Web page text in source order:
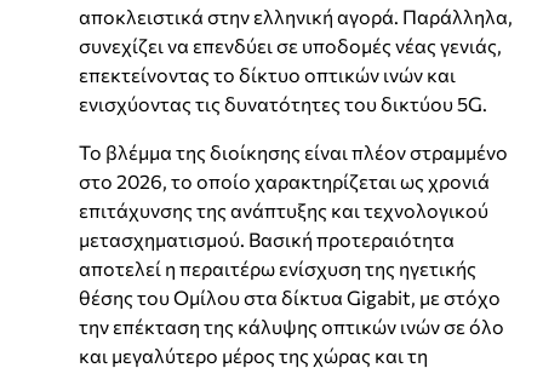
αποκλειστικά στην ελληνική αγορά. Παράλληλα,
συνεχίζει να επενδύει σε υποδομές νέας γενιάς,
επεκτείνοντας το δίκτυο οπτικών ινών και
ενισχύοντας τις δυνατότητες του δικτύου 5G.
Το βλέμμα της διοίκησης είναι πλέον στραμμένο
στο 2026, το οποίο χαρακτηρίζεται ως χρονιά
επιτάχυνσης της ανάπτυξης και τεχνολογικού
μετασχηματισμού. Βασική προτεραιότητα
αποτελεί η περαιτέρω ενίσχυση της ηγετικής
θέσης του Ομίλου στα δίκτυα Gigabit, με στόχο
την επέκταση της κάλυψης οπτικών ινών σε όλο
και μεγαλύτερο μέρος της χώρας και τη